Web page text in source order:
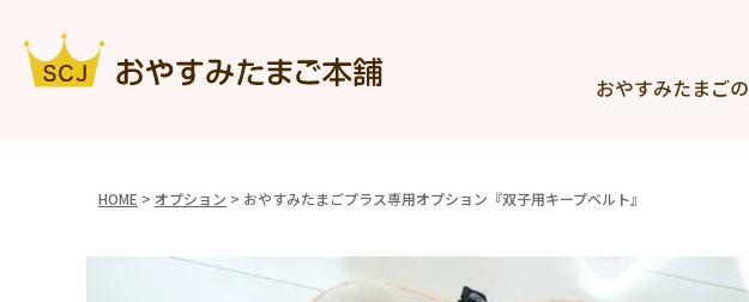
おやすみたまごの
HOME オプション おやすみたまごプラス専用オプション『双子用キープベルト』